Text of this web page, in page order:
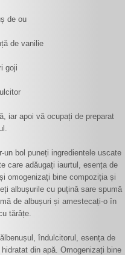
de ou
de vanilie
goji
iar apoi vă ocupați de preparat
un bol puneți ingredientele uscate
care adăugați iaurtul, esența de
omogenizați bine compoziția și
albușurile cu puțină sare spumă
de albușuri și amestecați-o în
tărâțe.
îndulcitorul, esența de
din apă. Omogenizați bine